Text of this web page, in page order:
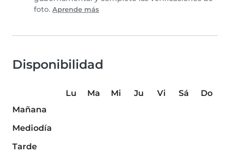
foto. Aprende más
Disponibilidad
Lu Ma Mi Ju Vi Sá
Do
Mañana
Mediodía
Tarde